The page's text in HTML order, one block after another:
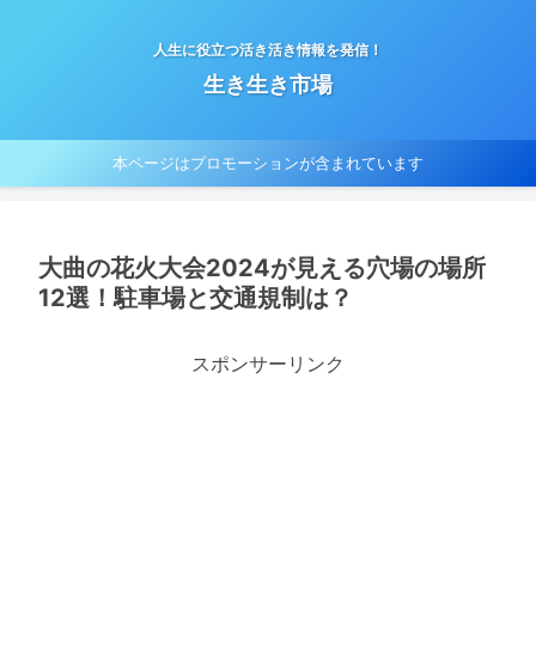
人生に役立つ活き活き情報を発信！
生き生き市場
本ページはプロモーションが含まれています
大曲の花火大会2024が見える穴場の場所
12選！駐車場と交通規制は？
スポンサーリンク